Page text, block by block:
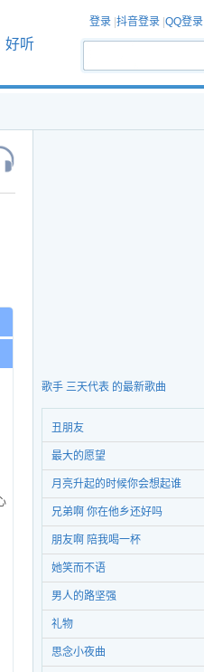
好听
登录 抖音登录 QQ登录
歌手 三天代表 的最新歌曲
丑朋友
最大的愿望
月亮升起的时候你会想起谁
兄弟啊 你在他乡还好吗
朋友啊 陪我喝一杯
她笑而不语
男人的路坚强
礼物
思念小夜曲